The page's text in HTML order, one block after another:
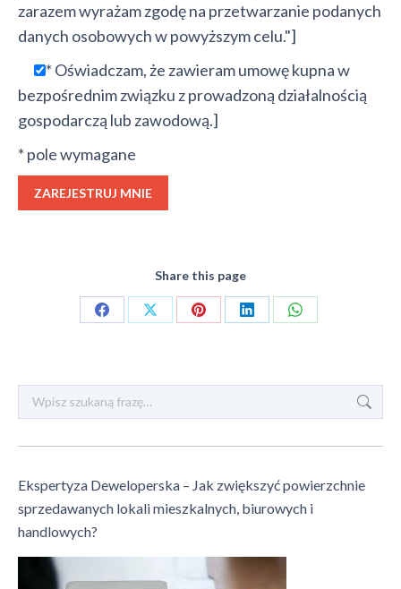
zarazem wyrażam zgodę na przetwarzanie podanych
danych osobowych w powyższym celu."]
* Oświadczam, że zawieram umowę kupna w
bezpośrednim związku z prowadzoną działalnością
gospodarczą lub zawodową.]
* pole wymagane
Share this page
Share
Share
Share
Share
Share
Szukaj:
Ekspertyza Deweloperska – Jak zwiększyć powierzchnie
sprzedawanych lokali mieszkalnych, biurowych i
handlowych?